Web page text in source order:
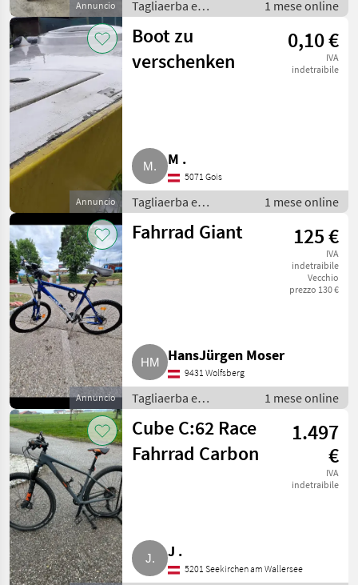
Annuncio
Tagliaerba e
macchine da
giardinaggio /
Attrezzatura sportiva
1 mese online
Annuncio
Boot zu
verschenken
0,10 €
IVA
indetraibile
M .
5071 Gois
Tagliaerba e
macchine da
giardinaggio /
1 mese online
Annuncio
Fahrrad Giant 125 €
IVA
indetraibile
Vecchio
prezzo 130 €
HansJürgen Moser
9431 Wolfsberg
Tagliaerba e
macchine da
giardinaggio /
Attrezzatura sportiva
1 mese online
Cube C:62 Race
Fahrrad Carbon
1.497
€
IVA
indetraibile
J .
5201 Seekirchen am Wallersee